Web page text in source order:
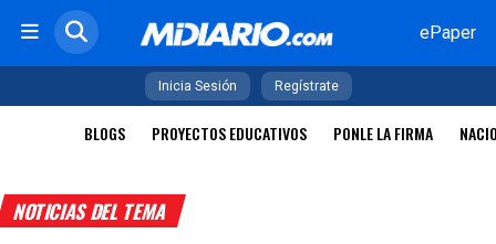
ePaper
Inicia Sesión Regístrate
BLOGS PROYECTOS EDUCATIVOS PONLE LA FIRMA
NOTICIAS DEL TEMA